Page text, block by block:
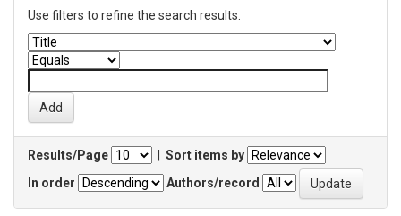
Use filters to refine the search results.
Results/Page
Sort items by
In order
Authors/record